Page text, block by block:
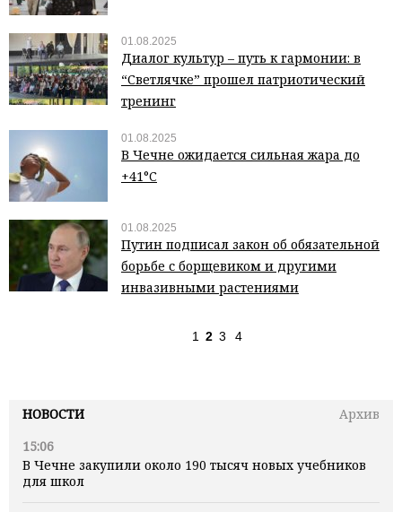
НОВОСТИ
Архив
15:06
В Чечне закупили около 190 тысяч новых учебников
для школ
01.08.2025
Диалог культур – путь к гармонии: в
“Светлячке” прошел патриотический
тренинг
01.08.2025
В Чечне ожидается сильная жара до
+41°C
01.08.2025
Путин подписал закон об обязательной
борьбе с борщевиком и другими
инвазивными растениями
1 2 3 4